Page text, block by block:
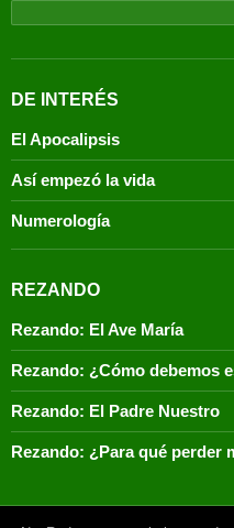
DE INTERÉS
El Apocalipsis
Así empezó la vida
Numerología
REZANDO
Rezando: El Ave María
Rezando: ¿Cómo debemos
Rezando: El Padre Nuestro
Rezando: ¿Para qué perder